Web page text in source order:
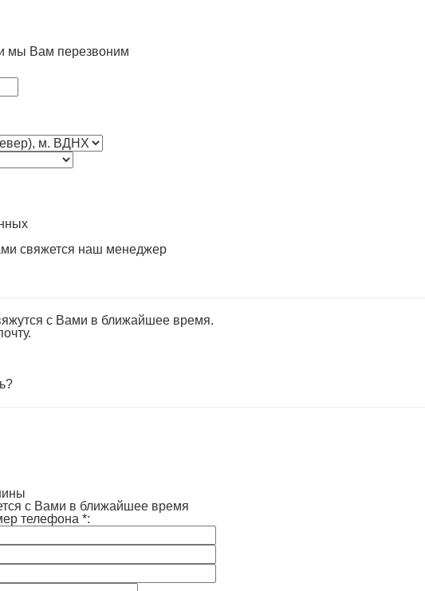
мы Вам перезвоним
свяжется наш менеджер
с Вами в ближайшее время.
?
с Вами в ближайшее время
телефона *: